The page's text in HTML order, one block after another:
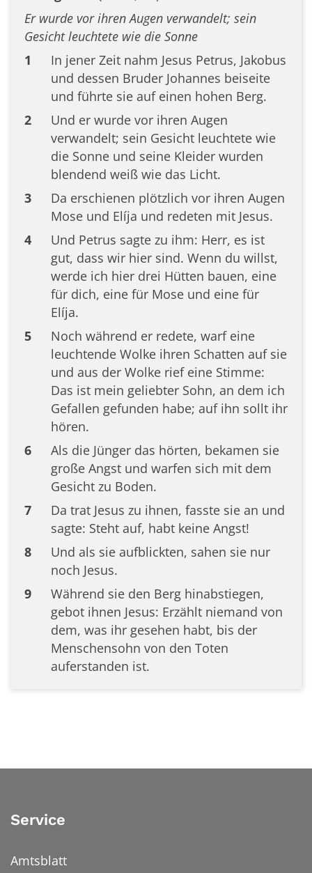
Er wurde vor ihren Augen verwandelt; sein
Gesicht leuchtete wie die Sonne
1
In jener Zeit nahm Jesus Petrus, Jakobus
und dessen Bruder Johannes beiseite
und führte sie auf einen hohen Berg.
2
Und er wurde vor ihren Augen
verwandelt; sein Gesicht leuchtete wie
die Sonne und seine Kleider wurden
blendend weiß wie das Licht.
3
Da erschienen plötzlich vor ihren Augen
Mose und Elíja und redeten mit Jesus.
4
Und Petrus sagte zu ihm: Herr, es ist
gut, dass wir hier sind. Wenn du willst,
werde ich hier drei Hütten bauen, eine
für dich, eine für Mose und eine für
Elíja.
5
Noch während er redete, warf eine
leuchtende Wolke ihren Schatten auf sie
und aus der Wolke rief eine Stimme:
Das ist mein geliebter Sohn, an dem ich
Gefallen gefunden habe; auf ihn sollt ihr
hören.
6
Als die Jünger das hörten, bekamen sie
große Angst und warfen sich mit dem
Gesicht zu Boden.
7
Da trat Jesus zu ihnen, fasste sie an und
sagte: Steht auf, habt keine Angst!
8
Und als sie aufblickten, sahen sie nur
noch Jesus.
9
Während sie den Berg hinabstiegen,
gebot ihnen Jesus: Erzählt niemand von
dem, was ihr gesehen habt, bis der
Menschensohn von den Toten
auferstanden ist.
Service
Amtsblatt